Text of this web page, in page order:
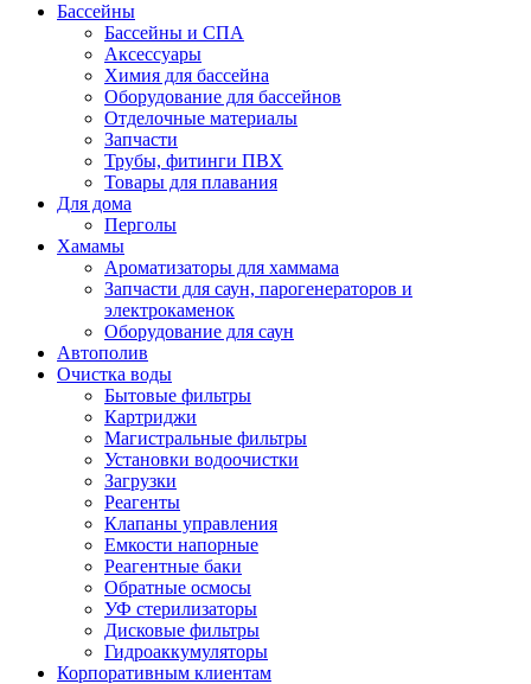
Бассейны
Бассейны и СПА
Аксессуары
Химия для бассейна
Оборудование для бассейнов
Отделочные материалы
Запчасти
Трубы, фитинги ПВХ
Товары для плавания
Для дома
Перголы
Хамамы
Ароматизаторы для хаммама
Запчасти для саун, парогенераторов и
электрокаменок
Оборудование для саун
Автополив
Очистка воды
Бытовые фильтры
Картриджи
Магистральные фильтры
Установки водоочистки
Загрузки
Реагенты
Клапаны управления
Емкости напорные
Реагентные баки
Обратные осмосы
УФ стерилизаторы
Дисковые фильтры
Гидроаккумуляторы
Корпоративным клиентам